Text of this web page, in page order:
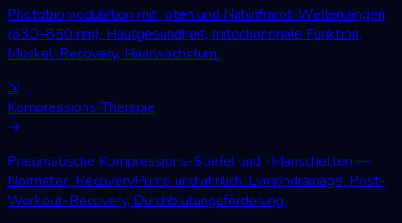
Photobiomodulation mit roten und Nahinfrarot-Wellenlängen
(630–850 nm). Hautgesundheit, mitochondriale Funktion,
Muskel-Recovery, Haarwachstum.
⇲
Kompressions-Therapie
→
Pneumatische Kompressions-Stiefel und -Manschetten —
Normatec, RecoveryPump und ähnlich. Lymphdrainage, Post-
Workout-Recovery, Durchblutungsförderung.